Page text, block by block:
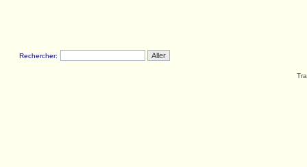
Rechercher: